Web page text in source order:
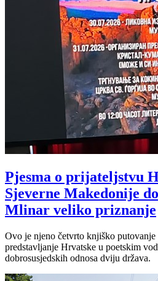
Pjesma o prijateljstvu
Sjeverne Makedonije
Mlinar veliko priznanje
Ovo je njeno četvrto knjiško
predstavljanje Hrvatske u poetskim
dobrosusjedskih odnosa dviju država.